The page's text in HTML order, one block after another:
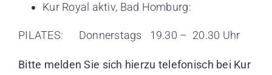
Kur Royal aktiv, Bad Homburg:
PILATES: Donnerstags 19.30 – 20.30 Uhr
Bitte melden Sie sich hierzu telefonisch bei Kur